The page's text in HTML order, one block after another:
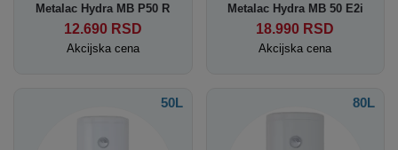
Metalac Hydra MB P50 R
12.690 RSD
Akcijska cena
Metalac Hydra MB 50 E2i
18.990 RSD
Akcijska cena
50L 80L